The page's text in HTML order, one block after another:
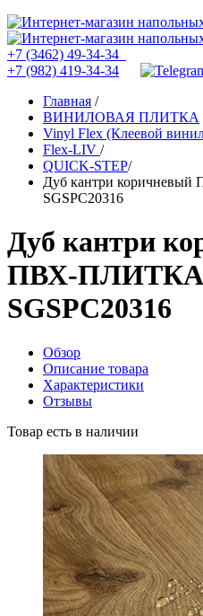
+7 (3462) 49-34-34
+7 (982) 419-34-34
Главная /
ВИНИЛОВАЯ ПЛИТКА
Vinyl Flex (Клеевой
Flex-LIV /
QUICK-STEP/
Дуб кантри
SGSPC20316
Дуб кантри
ПВХ-ПЛИТКА
SGSPC20316
Обзор
Описание товара
Характеристики
Отзывы
Товар есть в наличии